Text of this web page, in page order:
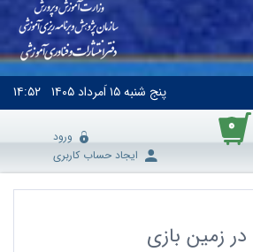
پنج شنبه۱۵ اَمرداد ۱۴۰۵ ۱۴:۵۲
۰
ورود
ایجاد حساب کاربری
زمین بازی